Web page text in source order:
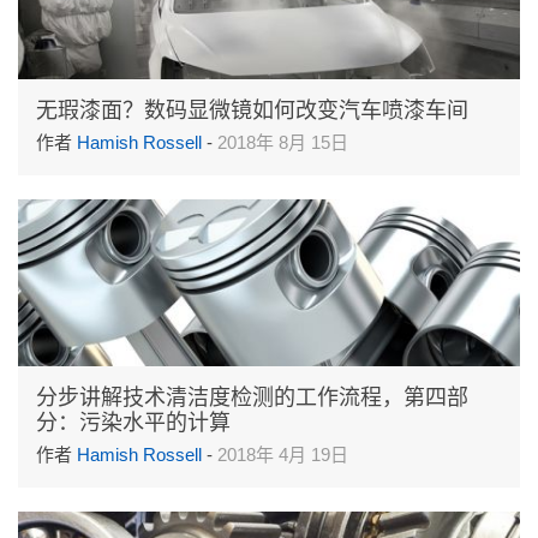
无瑕漆面？数码显微镜如何改变汽车喷漆车间
作者 Hamish Rossell - 2018年 8月 15日
分步讲解技术清洁度检测的工作流程，第四部
分：污染水平的计算
作者 Hamish Rossell - 2018年 4月 19日